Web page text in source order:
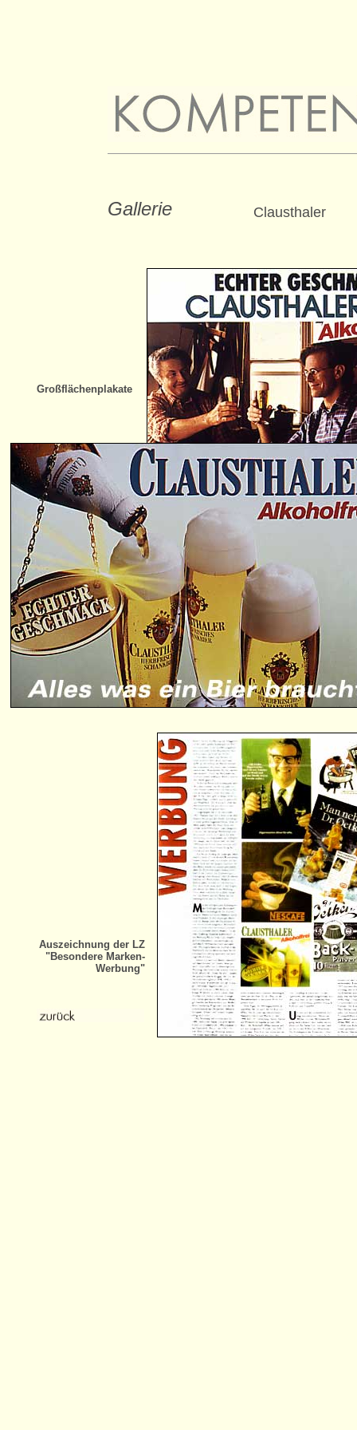
Gallerie Clausthaler
Großflächenplakate
Auszeichnung der LZ
"Besondere Marken-
Werbung"